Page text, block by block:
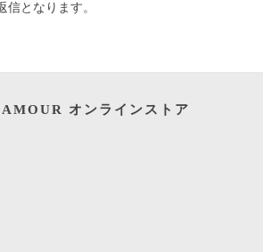
信となります。
オンラインストア